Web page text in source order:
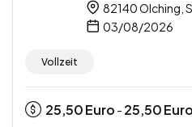
82140 Olching,
03/08/2026
Vollzeit
25,50Euro - 25,50Euro